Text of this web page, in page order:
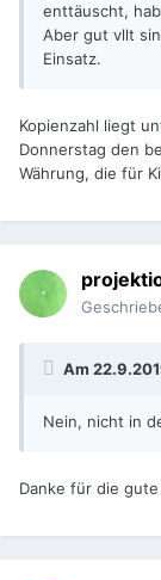
enttäuscht,
Aber gut vllt
Einsatz.
Kopienzahl liegt
Donnerstag den
Währung, die für
Am
Nein, nicht in
Danke für die